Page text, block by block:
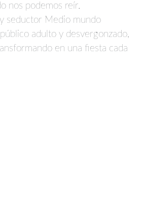
nos podemos reír.
seductor Medio mundo
adulto y desvergonzado,
en una fiesta cada